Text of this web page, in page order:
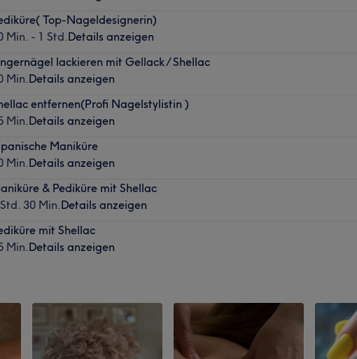
Top-Nageldesignerin)
Min. - 1 Std.Details anzeigen
lackieren mit Gellack / Shellac
Min.Details anzeigen
entfernen(Profi Nagelstylistin )
Min.Details anzeigen
Maniküre
Min.Details anzeigen
& Pediküre mit Shellac
30 Min.Details anzeigen
mit Shellac
Min.Details anzeigen